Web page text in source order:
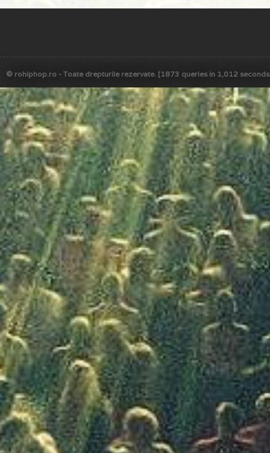
© rohiphop.ro - Toate drepturile rezervate. [1873 queries in 1,012